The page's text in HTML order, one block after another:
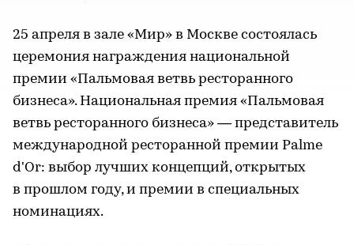
25 апреля в зале «Мир» в Москве состоялась
церемония награждения национальной
премии «Пальмовая ветвь ресторанного
бизнеса». Национальная премия «Пальмовая
ветвь ресторанного бизнеса» — представитель
международной ресторанной премии Palme
d'Or: выбор лучших концепций, открытых
в прошлом году, и премии в специальных
номинациях.